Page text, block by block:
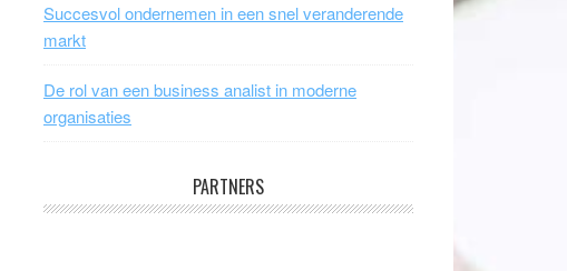
Succesvol ondernemen in een snel veranderende
markt
De rol van een business analist in moderne
organisaties
PARTNERS